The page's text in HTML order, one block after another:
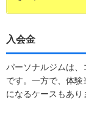
入会金
パーソナルジムは
です。一方で、体
になるケースもあり